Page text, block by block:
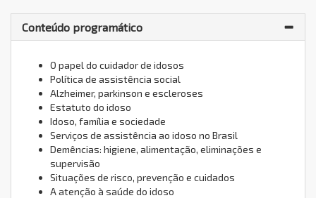
Conteúdo programático
O papel do cuidador de idosos
Política de assistência social
Alzheimer, parkinson e escleroses
Estatuto do idoso
Idoso, família e sociedade
Serviços de assistência ao idoso no Brasil
Demências: higiene, alimentação, eliminações e
supervisão
Situações de risco, prevenção e cuidados
A atenção à saúde do idoso